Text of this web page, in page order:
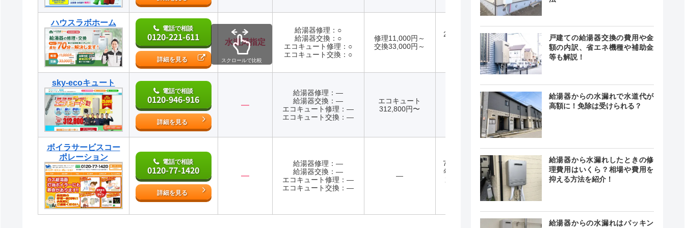
ハウスラボホーム
電話で相談
0120-221-611
詳細を見る
水道局指定
給湯器修理：○
給湯器交換：○
エコキュート修理：○
エコキュート交換：○
修理11,000円～
交換33,000円～
24時間 年中
最短20分
sky-ecoキュート
電話で相談
0120-946-916
詳細を見る
―
給湯器修理：―
給湯器交換：―
エコキュート修理：―
エコキュート交換：―
エコキュート
312,800円〜
記載なし
ボイラサービスコー
ポレーション
電話で相談
0120-77-1420
詳細を見る
―
給湯器修理：―
給湯器交換：―
エコキュート修理：―
エコキュート交換：―
―
7:30～19:00
年中無休(年
末年始を除
スクロールで比較
戸建ての給湯器交換の費用や金
額の内訳、省エネ機種や補助金
等も解説！
給湯器からの水漏れで水道代が
高額に！免除は受けられる？
給湯器から水漏れしたときの修
理費用はいくら？相場や費用を
抑える方法を紹介！
給湯器からの水漏れはパッキン